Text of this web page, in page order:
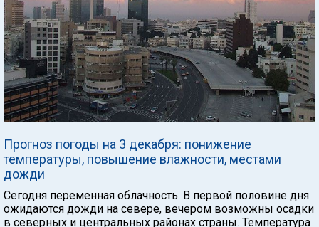
Прогноз погоды на 3 декабря: понижение
температуры, повышение влажности, местами
дожди
Сегодня переменная облачность. В первой половине дня
ожидаются дожди на севере, вечером возможны осадки
в северных и центральных районах страны. Температура